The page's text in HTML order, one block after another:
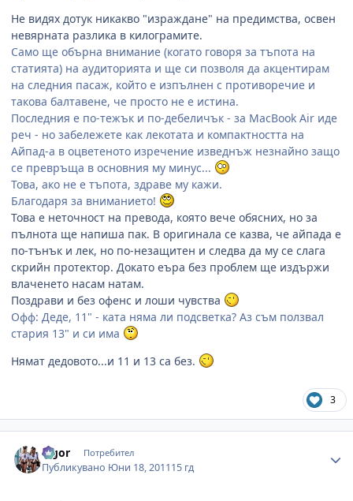
Не видях дотук никакво "израждане" на предимства, освен
невярната разлика в килограмите.
Само ще обърна внимание (когато говоря за тъпота на
статията) на аудиторията и ще си позволя да акцентирам
на следния пасаж, който е изпълнен с противоречие и
такова балтавене, че просто не е истина.
Последния е по-тежък и по-дебеличък - за MacBook Air иде
реч - но забележете как лекотата и компактността на
Айпад-а в оцветеното изречение изведнъж незнайно защо
се превръща в основния му минус...
Това, ако не е тъпота, здраве му кажи.
Благодаря за вниманието!
Това е неточност на превода, която вече обясних, но за
пълнота ще напиша пак. В оригинала се казва, че айпада е
по-тънък и лек, но по-незащитен и следва да му се слага
скрийн протектор. Докато еъра без проблем ще издържи
влаченето насам натам.
Поздрави и без офенс и лоши чувства
Офф: Деде, 11" - ката няма ли подсветка? Аз съм ползвал
стария 13" и си има
Нямат дедовото...и 11 и 13 са без.
3
algor Потребител
Публикувано Юни 18, 201115 гд